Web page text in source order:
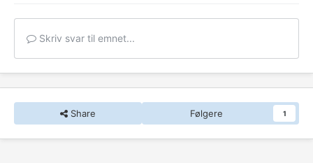
Skriv svar til emnet...
Share Følgere 1